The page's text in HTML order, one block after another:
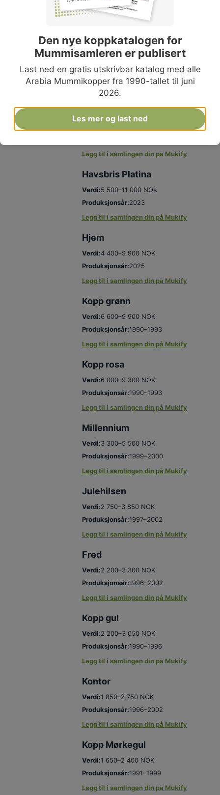
finner du også prisanslag for versjoner med
Fazer
Legg til i samlingen din på Mukify
Mummitrollet dagdrømmer
Legg til i samlingen din på Mukify
Havsbris Platina
Verdi:5 500–11 000 NOK
Produksjonsår:2023
Legg til i samlingen din på Mukify
Hjem
Verdi:4 400–9 900 NOK
Produksjonsår:2025
Legg til i samlingen din på Mukify
Kopp grønn
Verdi:6 600–9 900 NOK
Produksjonsår:1990–1993
Legg til i samlingen din på Mukify
Kopp rosa
Verdi:6 000–9 300 NOK
Produksjonsår:1990–1993
Legg til i samlingen din på Mukify
Millennium
Verdi:3 300–5 500 NOK
Produksjonsår:1999–2000
Legg til i samlingen din på Mukify
Julehilsen
Verdi:2 750–3 850 NOK
Produksjonsår:1997–2002
Legg til i samlingen din på Mukify
Fred
Verdi:2 200–3 300 NOK
Produksjonsår:1996–2002
Legg til i samlingen din på Mukify
Kopp gul
Verdi:2 200–3 050 NOK
Produksjonsår:1990–1996
Legg til i samlingen din på Mukify
Kontor
Verdi:1 850–2 750 NOK
Produksjonsår:1996–2002
Legg til i samlingen din på Mukify
Kopp Mørkegul
Verdi:1 650–2 400 NOK
Produksjonsår:1991–1999
Legg til i samlingen din på Mukify
Den nye koppkatalogen for
Mummisamleren er publisert
Last ned en gratis utskrivbar katalog med alle
Arabia Mummikopper fra 1990-tallet til juni
2026.
Les mer og last ned